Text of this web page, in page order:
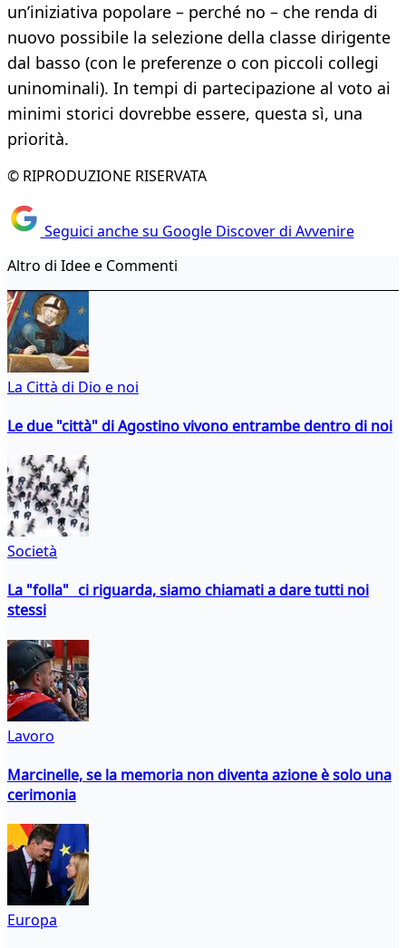
un’iniziativa popolare – perché no – che renda di
nuovo possibile la selezione della classe dirigente
dal basso (con le preferenze o con piccoli collegi
uninominali). In tempi di partecipazione al voto ai
minimi storici dovrebbe essere, questa sì, una
priorità.
© RIPRODUZIONE RISERVATA
Seguici anche su Google Discover di Avvenire
Altro di Idee e Commenti
La Città di Dio e noi
Le due "città" di Agostino vivono entrambe dentro di noi
Società
La "folla" ci riguarda, siamo chiamati a dare tutti noi
stessi
Lavoro
Marcinelle, se la memoria non diventa azione è solo una
cerimonia
Europa